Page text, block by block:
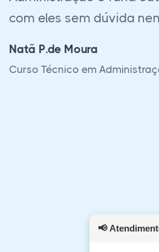
Clovis C. Souza
América do Sul
📢